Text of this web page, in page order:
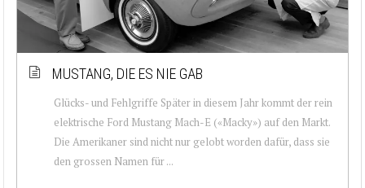
MUSTANG, DIE ES NIE GAB
Glücks- und Fehlgriffe Später in diesem Jahr kommt der rein
elektrische Ford Mustang Mach-E («Macky») auf den Markt.
Die Amerikaner sind nicht nur gelobt worden dafür, dass sie
den grossen Namen für ...